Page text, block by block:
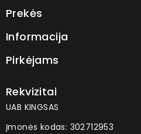
Prekės
Informacija
Pirkėjams
Rekvizitai
UAB KINGSAS
Įmonės kodas: 302712953